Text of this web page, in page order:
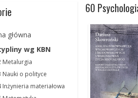
60
główna
wg KBN
Metalurgia
Nauki o polityce
Inżynieria materiałowa